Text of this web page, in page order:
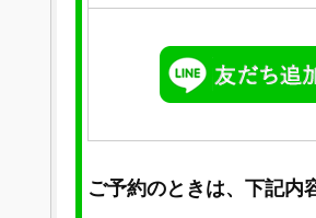
ご予約のときは、下記内